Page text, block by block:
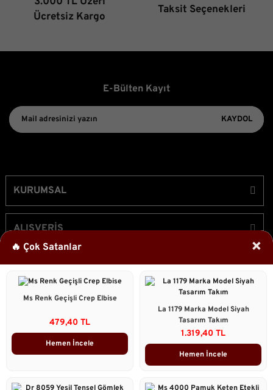
🔥 Çok Satanlar ×
Ms Renk Geçişli Crep Elbise
479,40 TL
Hemen İncele
La 1179 Marka Model Siyah
Tasarım Takım
1.319,40 TL
Hemen İncele
Ücretsiz Kargo
Taksit Seçenekleri
E-Bülten Kayıt
KAYDOL
KURUMSAL
ALIŞVERİŞ
ÜYELİK
Bizi Takip Edin!
Kredi kartı bilgileriniz 256bit SSL sertifikası ile korunmaktadır.